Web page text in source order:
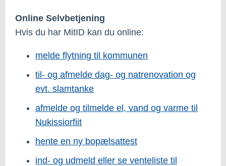
Online Selvbetjening
Hvis du har MitID kan du online:
melde flytning til kommunen
til- og afmelde dag- og natrenovation og
evt. slamtanke
afmelde og tilmelde el, vand og varme til
Nukissiorfiit
hente en ny bopælsattest
ind- og udmeld eller se venteliste til